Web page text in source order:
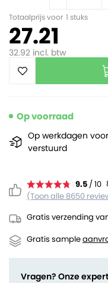
Totaalprijs voor 1 stuks
27.21
32.92 incl. btw
9.5 / 10
(Toon alle 8650
Gratis verzending
Gratis sample
Op voorraad
Op werkdagen
verstuurd
Vragen? Onze